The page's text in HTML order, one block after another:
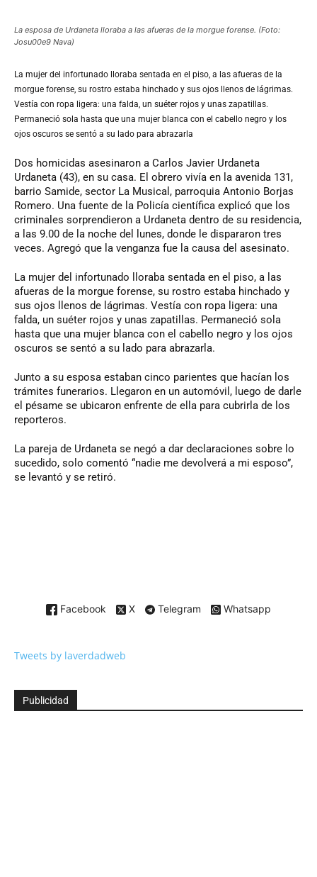
La esposa de Urdaneta lloraba a las afueras de la morgue forense. (Foto:
Josu00e9 Nava)
La mujer del infortunado lloraba sentada en el piso, a las afueras de la
morgue forense, su rostro estaba hinchado y sus ojos llenos de lágrimas.
Vestía con ropa ligera: una falda, un suéter rojos y unas zapatillas.
Permaneció sola hasta que una mujer blanca con el cabello negro y los
ojos oscuros se sentó a su lado para abrazarla
Dos homicidas asesinaron a Carlos Javier Urdaneta
Urdaneta (43), en su casa. El obrero vivía en la avenida 131,
barrio Samide, sector La Musical, parroquia Antonio Borjas
Romero. Una fuente de la Policía científica explicó que los
criminales sorprendieron a Urdaneta dentro de su residencia,
a las 9.00 de la noche del lunes, donde le dispararon tres
veces. Agregó que la venganza fue la causa del asesinato.
La mujer del infortunado lloraba sentada en el piso, a las
afueras de la morgue forense, su rostro estaba hinchado y
sus ojos llenos de lágrimas. Vestía con ropa ligera: una
falda, un suéter rojos y unas zapatillas. Permaneció sola
hasta que una mujer blanca con el cabello negro y los ojos
oscuros se sentó a su lado para abrazarla.
Junto a su esposa estaban cinco parientes que hacían los
trámites funerarios. Llegaron en un automóvil, luego de darle
el pésame se ubicaron enfrente de ella para cubrirla de los
reporteros.
La pareja de Urdaneta se negó a dar declaraciones sobre lo
sucedido, solo comentó “nadie me devolverá a mi esposo”,
se levantó y se retiró.
Facebook X Telegram Whatsapp
Tweets by laverdadweb
Publicidad